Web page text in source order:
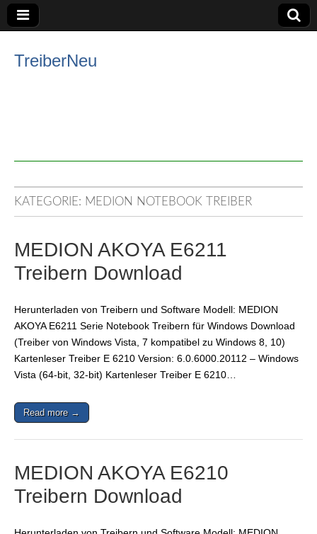
TreiberNeu
KATEGORIE: MEDION NOTEBOOK TREIBER
MEDION AKOYA E6211
Treibern Download
Herunterladen von Treibern und Software Modell: MEDION
AKOYA E6211 Serie Notebook Treibern für Windows Download
(Treiber von Windows Vista, 7 kompatibel zu Windows 8, 10)
Kartenleser Treiber E 6210 Version: 6.0.6000.20112 – Windows
Vista (64-bit, 32-bit) Kartenleser Treiber E 6210…
Read more →
MEDION AKOYA E6210
Treibern Download